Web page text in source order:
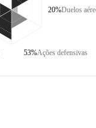
Duelos
20%
Ações defensivas
53%